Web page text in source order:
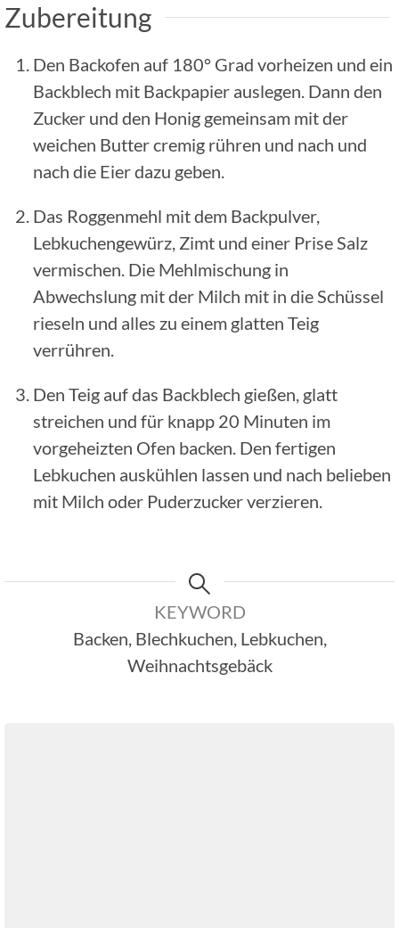
Zubereitung
Den Backofen auf 180° Grad vorheizen und ein
Backblech mit Backpapier auslegen. Dann den
Zucker und den Honig gemeinsam mit der
weichen Butter cremig rühren und nach und
nach die Eier dazu geben.
Das Roggenmehl mit dem Backpulver,
Lebkuchengewürz, Zimt und einer Prise Salz
vermischen. Die Mehlmischung in
Abwechslung mit der Milch mit in die Schüssel
rieseln und alles zu einem glatten Teig
verrühren.
Den Teig auf das Backblech gießen, glatt
streichen und für knapp 20 Minuten im
vorgeheizten Ofen backen. Den fertigen
Lebkuchen auskühlen lassen und nach belieben
mit Milch oder Puderzucker verzieren.
KEYWORD
Backen, Blechkuchen, Lebkuchen,
Weihnachtsgebäck